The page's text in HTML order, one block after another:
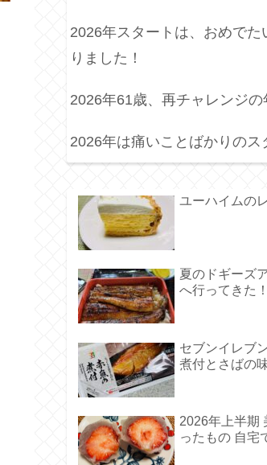
2026年スタートは、おめでた
りました！
2026年61歳、再チャレンジの
2026年は痛いことばかりのス
ユーハイムの
夏のドギーズ
へ行ってきた！
セブンイレブ
煮付とさばの
2026年上半期
ったもの 自宅